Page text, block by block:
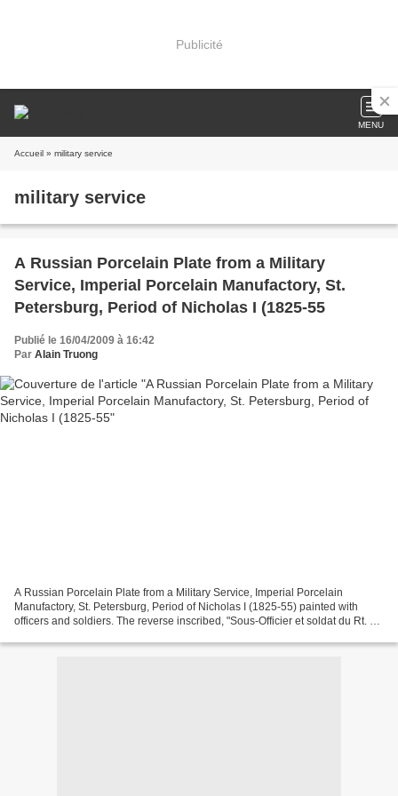
Publicité
MENU
Accueil » military service
military service
A Russian Porcelain Plate from a Military
Service, Imperial Porcelain Manufactory, St.
Petersburg, Period of Nicholas I (1825-55
Publié le 16/04/2009 à 16:42
Par Alain Truong
A Russian Porcelain Plate from a Military Service, Imperial Porcelain
Manufactory, St. Petersburg, Period of Nicholas I (1825-55) painted with
officers and soldiers. The reverse inscribed, "Sous-Officier et soldat du Rt. de